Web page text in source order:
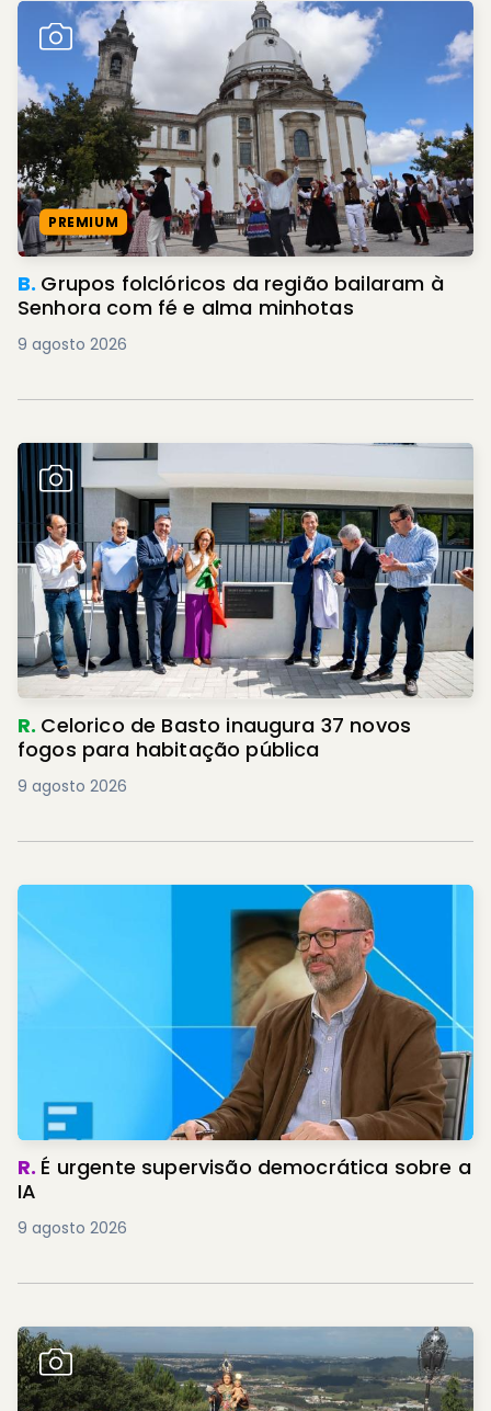
PREMIUM
B. Grupos folclóricos da região bailaram à
Senhora com fé e alma minhotas
9 agosto 2026
R. Celorico de Basto inaugura 37 novos
fogos para habitação pública
9 agosto 2026
R. É urgente supervisão democrática sobre a
IA
9 agosto 2026